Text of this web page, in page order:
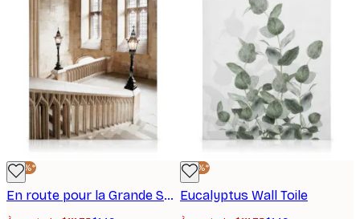
-25%*
En route pour la Grande Salle Toile
-25%*
Eucalyptus Wall Toile